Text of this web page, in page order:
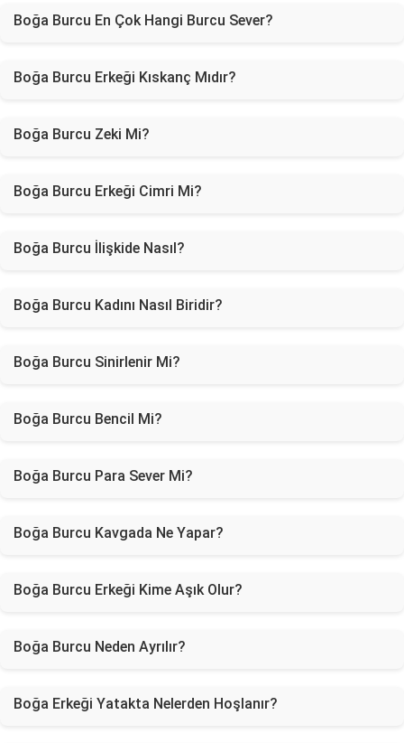
Boğa Burcu En Çok Hangi Burcu Sever?
Boğa Burcu Erkeği Kıskanç Mıdır?
Boğa Burcu Zeki Mi?
Boğa Burcu Erkeği Cimri Mi?
Boğa Burcu İlişkide Nasıl?
Boğa Burcu Kadını Nasıl Biridir?
Boğa Burcu Sinirlenir Mi?
Boğa Burcu Bencil Mi?
Boğa Burcu Para Sever Mi?
Boğa Burcu Kavgada Ne Yapar?
Boğa Burcu Erkeği Kime Aşık Olur?
Boğa Burcu Neden Ayrılır?
Boğa Erkeği Yatakta Nelerden Hoşlanır?